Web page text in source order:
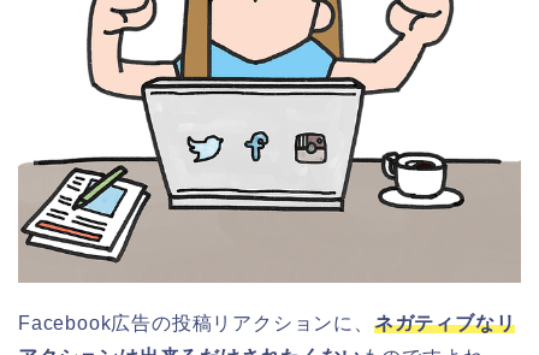
Facebook広告の投稿リアクションに、 ネガティブなリ